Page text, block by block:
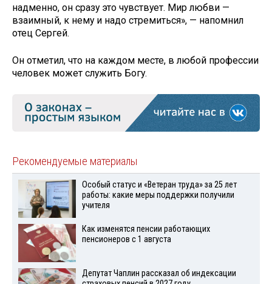
надменно, он сразу это чувствует. Мир любви —
взаимный, к нему и надо стремиться», — напомнил
отец Сергей.
Он отметил, что на каждом месте, в любой профессии
человек может служить Богу.
Рекомендуемые материалы
Особый статус и «Ветеран труда» за 25 лет
работы: какие меры поддержки получили
учителя
Как изменятся пенсии работающих
пенсионеров с 1 августа
Депутат Чаплин рассказал об индексации